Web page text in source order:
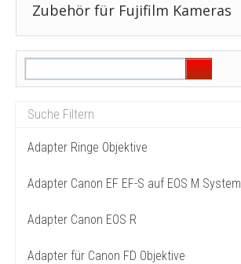
Zubehör für Fujifilm Kameras
Adapter Ringe Objektive
Adapter Canon EF EF-S auf EOS M System
Adapter Canon EOS R
Adapter für Canon FD Objektive